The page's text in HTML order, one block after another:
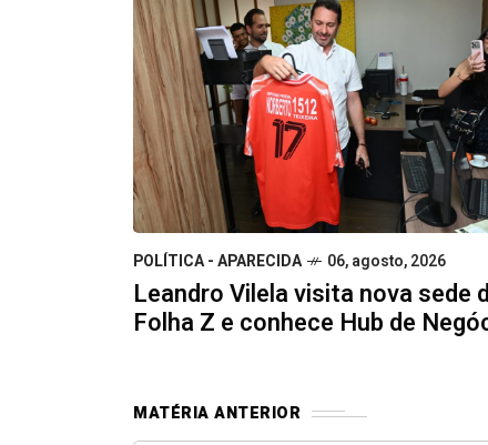
POLÍTICA - APARECIDA 06, agosto, 2026
Leandro Vilela visita nova sede
Folha Z e conhece Hub de
MATÉRIA ANTERIOR